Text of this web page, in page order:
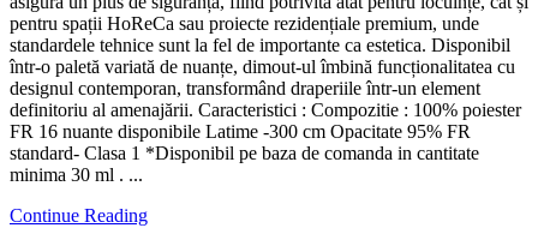
pentru spații HoReCa sau proiecte rezidențiale premium, unde
standardele tehnice sunt la fel de importante ca estetica. Disponibil
într-o paletă variată de nuanțe, dimout-ul îmbină funcționalitatea cu
designul contemporan, transformând draperiile într-un element
definitoriu al amenajării. Caracteristici : Compozitie : 100% poiester
FR 16 nuante disponibile Latime -300 cm Opacitate 95% FR
standard- Clasa 1 *Disponibil pe baza de comanda in cantitate
minima 30 ml . ...
Continue Reading